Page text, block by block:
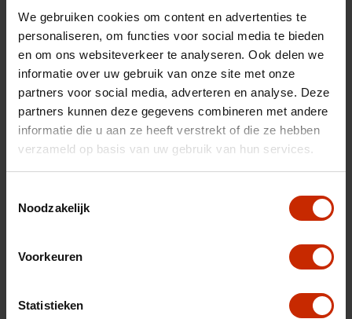
We gebruiken cookies om content en advertenties te
personaliseren, om functies voor social media te bieden
en om ons websiteverkeer te analyseren. Ook delen we
informatie over uw gebruik van onze site met onze
partners voor social media, adverteren en analyse. Deze
partners kunnen deze gegevens combineren met andere
informatie die u aan ze heeft verstrekt of die ze hebben
verzameld op basis van uw gebruik van hun services.
Noodzakelijk
Voorkeuren
Statistieken